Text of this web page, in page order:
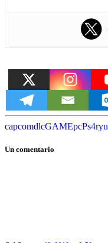
capcomdlcGAMEpcPs4ryu
Un comentario